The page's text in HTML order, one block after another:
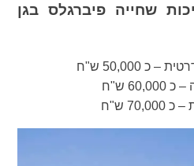
שחייה פיברגלס בגן
כ 50,000 ש"ח
ש"ח
ש"ח